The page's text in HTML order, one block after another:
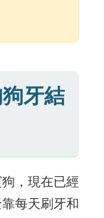
牙結
，現在已經
每天刷牙和